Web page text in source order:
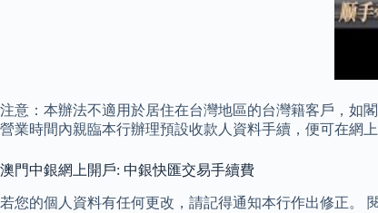
注意：本辦法不適用於居住在台灣地區的台灣籍客戶，如
營業時間內親臨本行辦理預設收款人資料手續，便可在網
澳門中銀網上開戶: 中銀快匯交易手續費
若您的個人資料有任何更改，請記得通知本行作出修正。